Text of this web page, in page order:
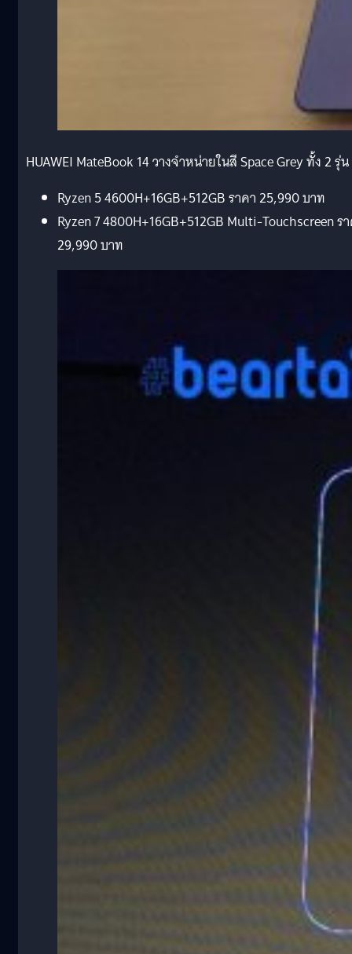
HUAWEI MateBook 14 วางจำหน่ายในสี Space Grey ทั้ง 2 รุ่น
Ryzen 5 4600H+16GB+512GB ราคา 25,990 บาท
Ryzen 7 4800H+16GB+512GB Multi-Touchscreen ร
29,990 บาท